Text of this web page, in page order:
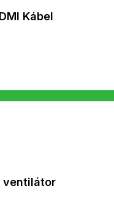
Kábel
ventilátor